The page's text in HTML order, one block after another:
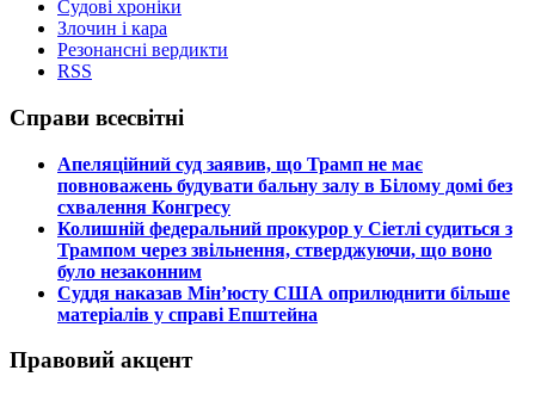
Судові хроніки
Злочин і кара
Резонансні вердикти
RSS
Справи всесвітні
​Апеляційний суд заявив, що Трамп не має
повноважень будувати бальну залу в Білому домі без
схвалення Конгресу
​Колишній федеральний прокурор у Сіетлі судиться з
Трампом через звільнення, стверджуючи, що воно
було незаконним
​Суддя наказав Мін’юсту США оприлюднити більше
матеріалів у справі Епштейна
Правовий акцент